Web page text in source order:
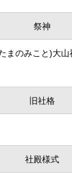
祭神
まのみこと)大
旧社格
社殿様式